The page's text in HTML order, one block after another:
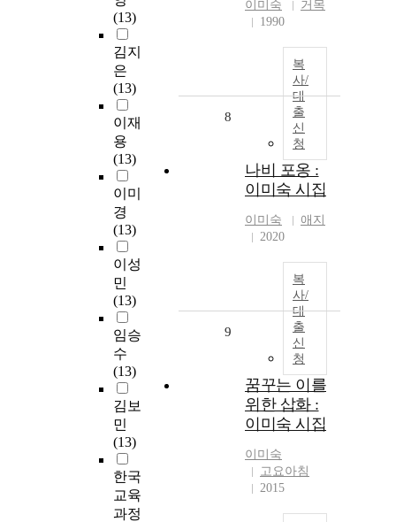
(13)
김지
은
(13)
이재
용
(13)
이미
경
(13)
이성
민
(13)
임승
수
(13)
김보
민
(13)
한국
교육
과정
이미숙
거목
1990
복
사/
대
출
신
청
8
나비 포옹 :
이미숙 시집
이미숙
애지
2020
복
사/
대
출
신
청
9
꿈꾸는 이를
위한 삽화 :
이미숙 시집
이미숙
고요아침
2015